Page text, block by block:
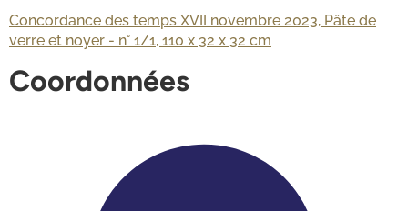
Concordance des temps XVII novembre 2023, Pâte de
verre et noyer - n° 1/1, 110 x 32 x 32 cm
Coordonnées